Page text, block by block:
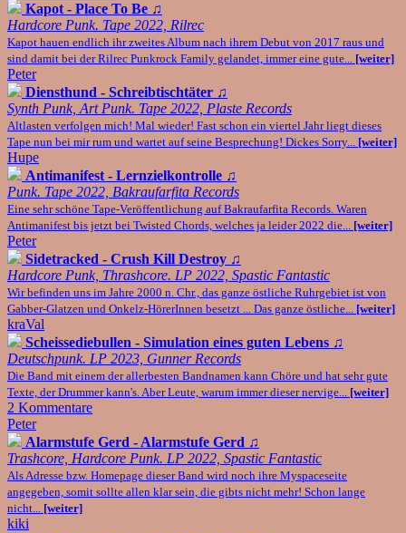
Kapot - Place To Be ♫
Hardcore Punk. Tape 2022, Rilrec
Kapot hauen endlich ihr zweites Album nach ihrem Debut von 2017 raus und
sind damit bei der Rilrec Punkrock Family gelandet, immer eine gute... [weiter]
Peter
Diensthund - Schreibtischtäter ♫
Synth Punk, Art Punk. Tape 2022, Plaste Records
Altlasten verfolgen mich! Mal wieder! Fast schon ein viertel Jahr liegt dieses
Tape nun bei mir rum und wartet auf seine Besprechung! Dickes Sorry... [weiter]
Hupe
Antimanifest - Lernzielkontrolle ♫
Punk. Tape 2022, Bakraufarfita Records
Eine sehr schöne Tape-Veröffentlichung auf Bakraufarfita Records. Waren
Antimanifest bis jetzt bei Twisted Chords, welches ja leider 2022 die... [weiter]
Peter
Sidetracked - Crush Kill Destroy ♫
Hardcore Punk, Thrashcore. LP 2022, Spastic Fantastic
Wir befinden uns im Jahre 2000 n. Chr., das ganze östliche Ruhrgebiet ist von
Gabber-Glatzen und Onkelz-HörerInnen besetzt ... Das ganze östliche... [weiter]
kraVal
Scheissediebullen - Simulation eines guten Lebens ♫
Deutschpunk. LP 2023, Gunner Records
Die Band mit einem der allerbesten Bandnamen kann Chöre und hat sehr gute
Texte, der Drummer kann's. Aber Leute, warum immer dieser nervige... [weiter]
2 Kommentare
Peter
Alarmstufe Gerd - Alarmstufe Gerd ♫
Trashcore, Hardcore Punk. LP 2022, Spastic Fantastic
Als Adresse bzw. Homepage dieser Band wird noch ihre Myspaceseite
angegeben, somit sollte allen klar sein, die gibts nicht mehr! Schon lange
nicht... [weiter]
kiki